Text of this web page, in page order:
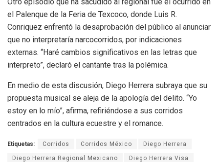
el Palenque de la Feria de Texcoco, donde Luis R.
Conriquez enfrentó la desaprobación del público al anunciar
que no interpretaría narcocorridos, por indicaciones
externas. “Haré cambios significativos en las letras que
interpreto”, declaró el cantante tras la polémica.
En medio de esta discusión, Diego Herrera subraya que su
propuesta musical se aleja de la apología del delito. “Yo
estoy en lo mío”, afirma, refiriéndose a sus corridos
centrados en la cultura ecuestre y el romance.
Etiquetas: Corridos Corridos México Diego Herrera
Diego Herrera Regional Mexicano Diego Herrera Visa